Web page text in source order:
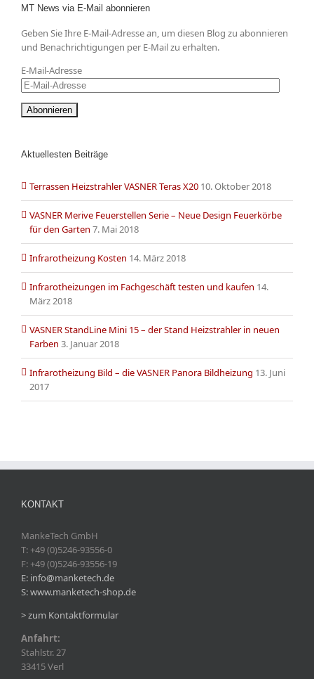
MT News via E-Mail abonnieren
Geben Sie Ihre E-Mail-Adresse an, um diesen Blog zu abonnieren
und Benachrichtigungen per E-Mail zu erhalten.
E-Mail-Adresse
Aktuellesten Beiträge
Terrassen Heizstrahler VASNER Teras X20 10. Oktober 2018
VASNER Merive Feuerstellen Serie – Neue Design Feuerkörbe
für den Garten 7. Mai 2018
Infrarotheizung Kosten 14. März 2018
Infrarotheizungen im Fachgeschäft testen und kaufen 14.
März 2018
VASNER StandLine Mini 15 – der Stand Heizstrahler in neuen
Farben 3. Januar 2018
Infrarotheizung Bild – die VASNER Panora Bildheizung 13. Juni
2017
KONTAKT
MankeTech GmbH
T: +49 (0)5246-93556-0
F: +49 (0)5246-93556-19
E: info@manketech.de
S: www.manketech-shop.de
> zum Kontaktformular
Anfahrt:
Stahlstr. 27
33415 Verl